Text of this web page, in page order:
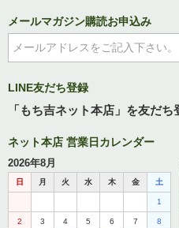
メールマガジン購読お申込み
LINE友だち登録
「もち吉ネット本店」を友だち
ネット本店 営業日カレンダー
2026年8月
日 月 火 水 木 金 土
1
2 3 4 5 6 7 8